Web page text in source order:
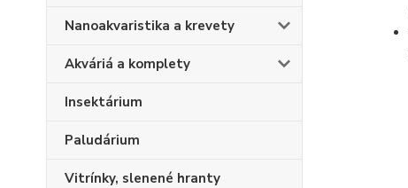
Nanoakvaristika a krevety
Akváriá a komplety
Insektárium
Paludárium
Vitrínky, slenené hranty